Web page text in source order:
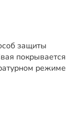
защиты
покрывается
режиме